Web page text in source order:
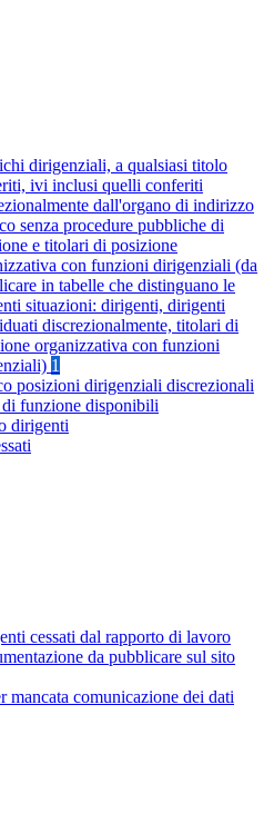
dirigenziali, a qualsiasi titolo
ivi inclusi quelli conferiti
dall'organo di indirizzo
senza procedure pubbliche di
e titolari di posizione
con funzioni dirigenziali (da
in tabelle che distinguano le
situazioni: dirigenti, dirigenti
discrezionalmente, titolari di
organizzativa con funzioni
1
posizioni dirigenziali discrezionali
di funzione disponibili
dirigenti
cessati dal rapporto di lavoro
da pubblicare sul sito
mancata comunicazione dei dati